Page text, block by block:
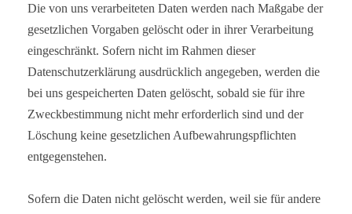
Die von uns verarbeiteten Daten werden nach Maßgabe der
gesetzlichen Vorgaben gelöscht oder in ihrer Verarbeitung
eingeschränkt. Sofern nicht im Rahmen dieser
Datenschutzerklärung ausdrücklich angegeben, werden die
bei uns gespeicherten Daten gelöscht, sobald sie für ihre
Zweckbestimmung nicht mehr erforderlich sind und der
Löschung keine gesetzlichen Aufbewahrungspflichten
entgegenstehen.
Sofern die Daten nicht gelöscht werden, weil sie für andere